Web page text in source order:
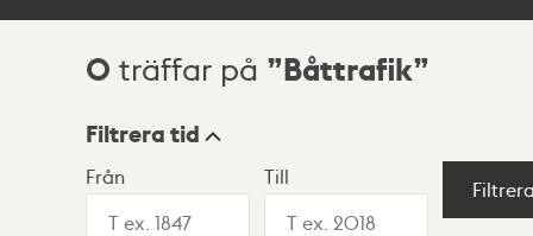
Sökresultat
0 träffar på Båttrafik
Visningsläge
Filtrera tid
Från Till